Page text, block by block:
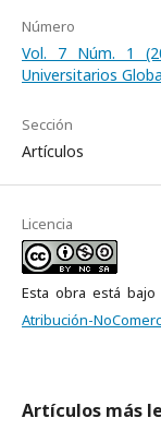
Número
Vol. 7 Núm. 1
Universitarios
Sección
Artículos
Licencia
Esta obra está
Atribución-
Artículos más